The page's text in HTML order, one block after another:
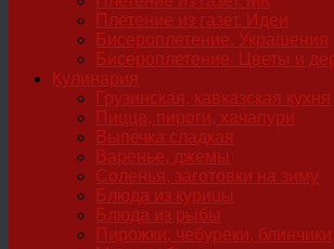
Плетение из газет. Идеи
Бисероплетение. Украшения
Бисероплетение. Цветы и
Кулинария
Грузинская, кавказская кухня
Пицца, пироги, хачапури
Выпечка сладкая
Варенье, джемы
Соленья, заготовки на зиму
Блюда из курицы
Блюда из рыбы
Пирожки, чебуреки, блинчики